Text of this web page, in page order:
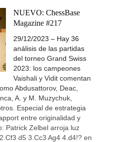
NUEVO: ChessBase
Magazine #217
29/12/2023 – Hay 36
análisis de las partidas
del torneo Grand Swiss
2023: los campeones
Vaishali y Vidit comentan
Abdusattorov, Deac,
A. y M. Muzychuk,
Especial de estrategia
entre originalidad y
Patrick Zelbel arroja luz
d5 3.Cc3 Ag4 4.d4!? en